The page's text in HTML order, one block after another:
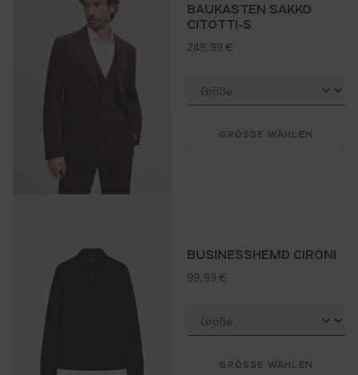
BAUKASTEN SAKKO
CITOTTI-S
regulärer preis:
249,99 €
GRÖSSE WÄHLEN
BUSINESSHEMD CIRONI
regulärer preis:
99,99 €
GRÖSSE WÄHLEN